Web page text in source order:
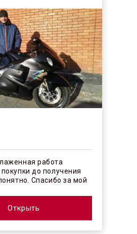
работа
до получения
Спасибо за мой
Открыть